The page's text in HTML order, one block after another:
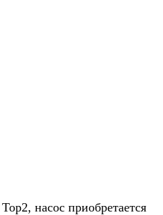
насос приобретается